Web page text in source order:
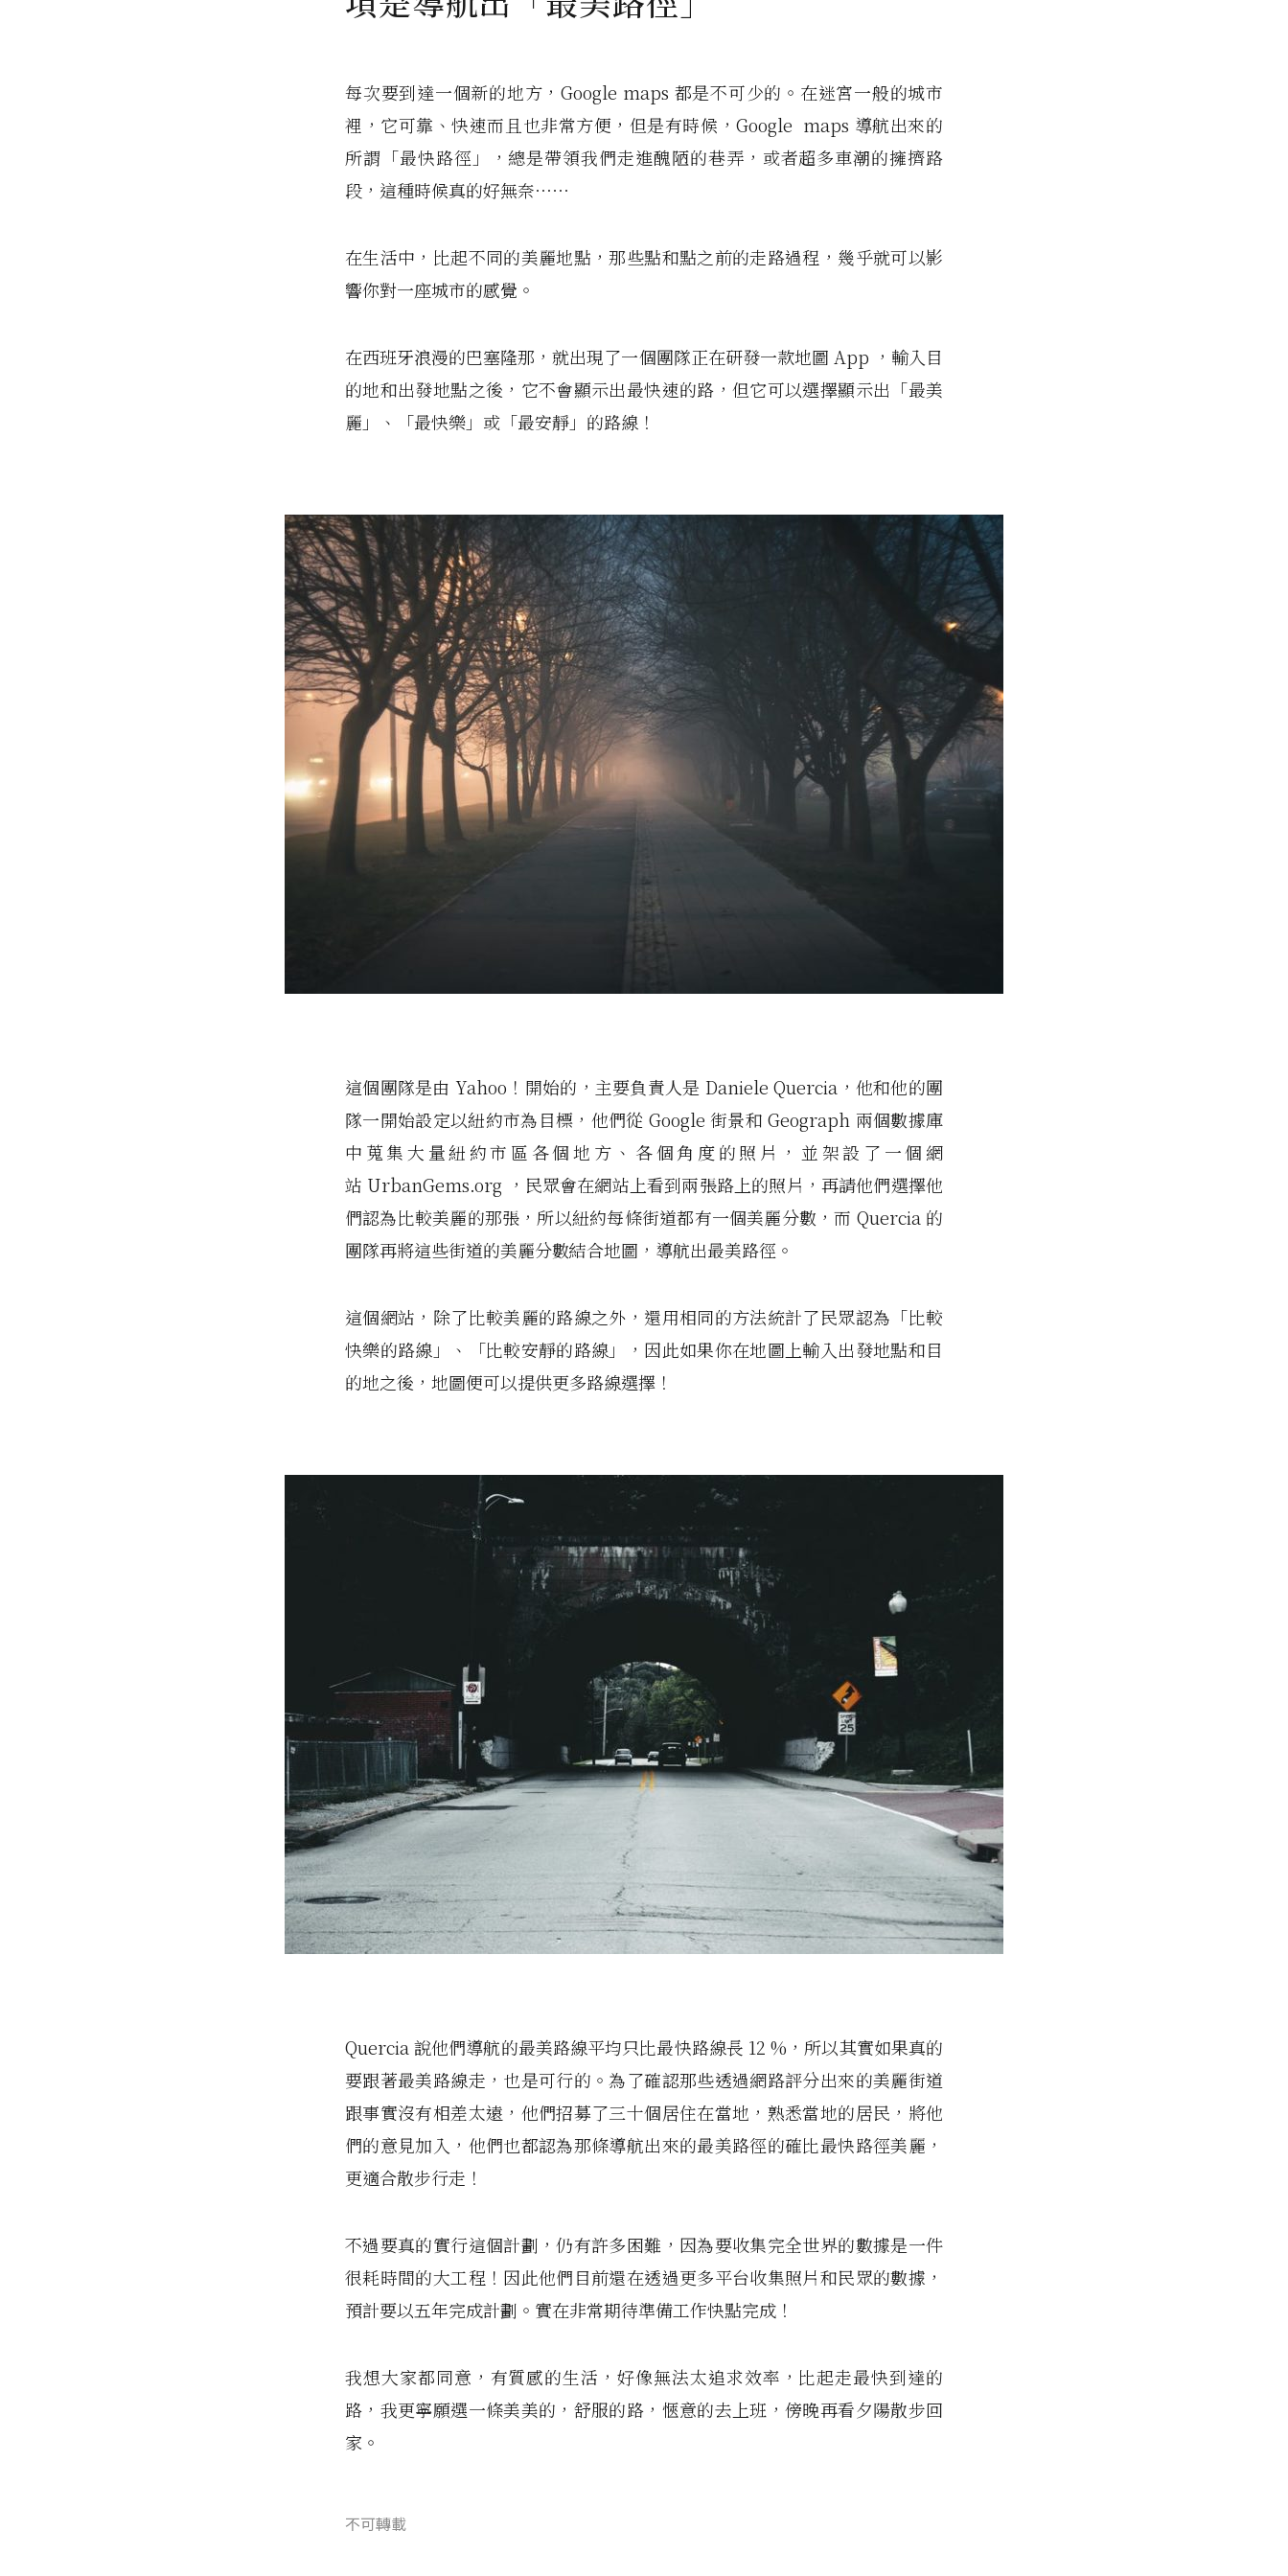
每次要到達一個新的地方，Google maps 都是不可少的。在迷宮一般的城市
裡，它可靠、快速而且也非常方便，但是有時候，Google maps 導航出來的
所謂「最快路徑」，總是帶領我們走進醜陋的巷弄，或者超多車潮的擁擠路
段，這種時候真的好無奈⋯⋯
在生活中，比起不同的美麗地點，那些點和點之前的走路過程，幾乎就可以影
響你對一座城市的感覺。
在西班牙浪漫的巴塞隆那，就出現了一個團隊正在研發一款地圖 App ，輸入目
的地和出發地點之後，它不會顯示出最快速的路，但它可以選擇顯示出「最美
麗」、「最快樂」或「最安靜」的路線！
這個團隊是由 Yahoo！開始的，主要負責人是 Daniele Quercia，他和他的團
隊一開始設定以紐約市為目標，他們從 Google 街景和 Geograph 兩個數據庫
中蒐集大量紐約市區各個地方、各個角度的照片，並架設了一個網
站 UrbanGems.org ，民眾會在網站上看到兩張路上的照片，再請他們選擇他
們認為比較美麗的那張，所以紐約每條街道都有一個美麗分數，而 Quercia 的
團隊再將這些街道的美麗分數結合地圖，導航出最美路徑。
這個網站，除了比較美麗的路線之外，還用相同的方法統計了民眾認為「比較
快樂的路線」、「比較安靜的路線」，因此如果你在地圖上輸入出發地點和目
的地之後，地圖便可以提供更多路線選擇！
Quercia 說他們導航的最美路線平均只比最快路線長 12 %，所以其實如果真的
要跟著最美路線走，也是可行的。為了確認那些透過網路評分出來的美麗街道
跟事實沒有相差太遠，他們招募了三十個居住在當地，熟悉當地的居民，將他
們的意見加入，他們也都認為那條導航出來的最美路徑的確比最快路徑美麗，
更適合散步行走！
不過要真的實行這個計劃，仍有許多困難，因為要收集完全世界的數據是一件
很耗時間的大工程！因此他們目前還在透過更多平台收集照片和民眾的數據，
預計要以五年完成計劃。實在非常期待準備工作快點完成！
我想大家都同意，有質感的生活，好像無法太追求效率，比起走最快到達的
路，我更寧願選一條美美的，舒服的路，愜意的去上班，傍晚再看夕陽散步回
家。
不可轉載